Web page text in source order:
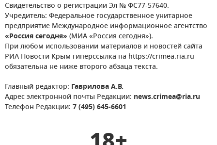
Свидетельство о регистрации Эл № ФС77-57640.
Учредитель: Федеральное государственное унитарное
предприятие Международное информационное агентство
«Россия сегодня» (МИА «Россия сегодня»).
При любом использовании материалов и новостей сайта
РИА Новости Крым гиперссылка на https://crimea.ria.ru
обязательна не ниже второго абзаца текста.
Главный редактор: Гаврилова А.В.
Адрес электронной почты Редакции: news.crimea@ria.ru
Телефон Редакции: 7 (495) 645-6601